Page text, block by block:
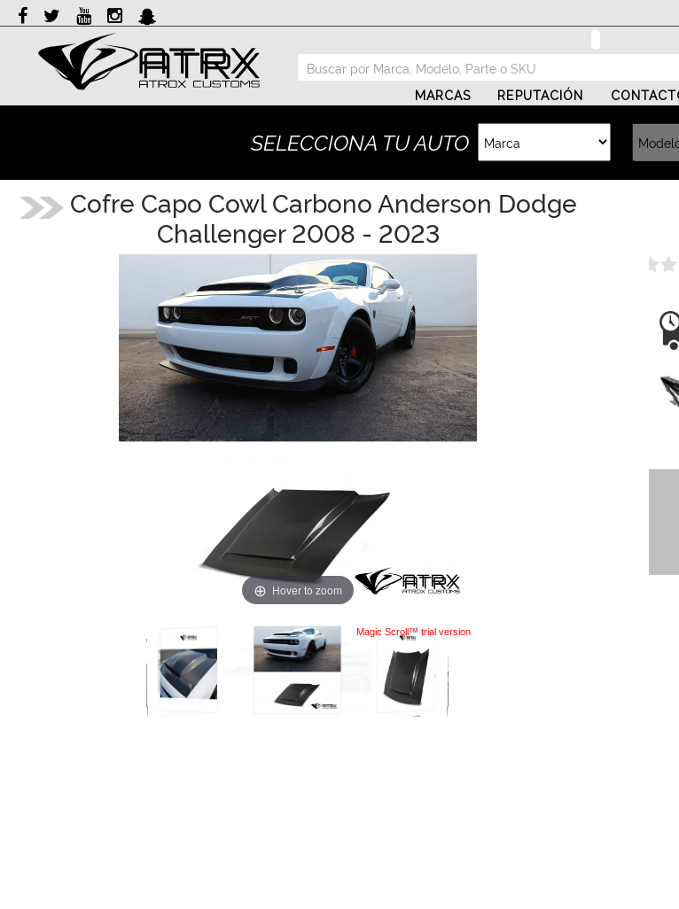
Marcas
Reputación
Contacto
MARCAS REPUTACIÓN
SELECCIONA TU AUTO
Cofre Capo Cowl Carbono Anderson Dodge
Challenger 2008 - 2023
Hover to zoom
Magic Scroll™ trial version